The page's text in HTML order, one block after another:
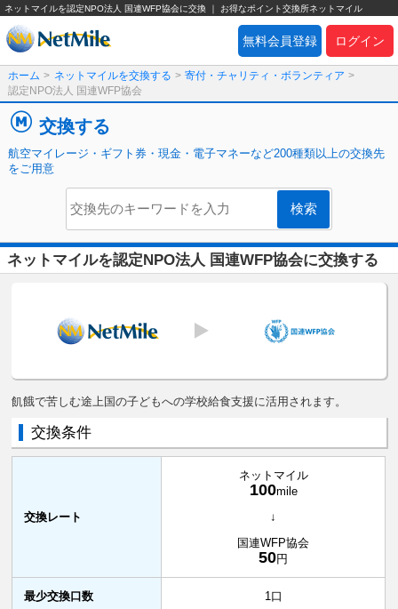
ネットマイルを認定NPO法人 国連WFP協会に交換 ｜ お得なポイント交換所ネットマイル
ログイン
無料会員登録
ホーム > ネットマイルを交換する > 寄付・チャリティ・ボランティア >
認定NPO法人 国連WFP協会
交換する
航空マイレージ・ギフト券・現金・電子マネーなど200種類以上の交換先
をご用意
ネットマイルを認定NPO法人 国連WFP協会に交換する
飢餓で苦しむ途上国の子どもへの学校給食支援に活用されます。
交換条件
交換レート
ネットマイル
100mile
↓
国連WFP協会
50円
最少交換口数 1口